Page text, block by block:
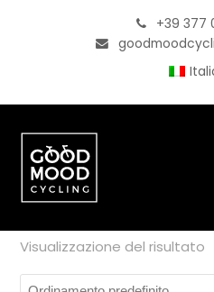
+39 377
Visualizzazione del risultato